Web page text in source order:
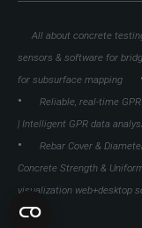
All about concrete
sensors & software for
for subsurface mapping
• Reliable, real-time
| Intelligent GPR data
• Rebar Cover &
Concrete Strength &
visualization web+desktop